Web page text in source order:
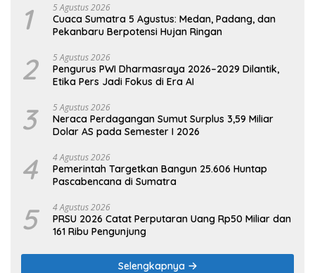
1 5 Agustus 2026
Cuaca Sumatra 5 Agustus: Medan, Padang, dan
Pekanbaru Berpotensi Hujan Ringan
2 5 Agustus 2026
Pengurus PWI Dharmasraya 2026–2029 Dilantik,
Etika Pers Jadi Fokus di Era AI
3 5 Agustus 2026
Neraca Perdagangan Sumut Surplus 3,59 Miliar
Dolar AS pada Semester I 2026
4 4 Agustus 2026
Pemerintah Targetkan Bangun 25.606 Huntap
Pascabencana di Sumatra
5 4 Agustus 2026
PRSU 2026 Catat Perputaran Uang Rp50 Miliar dan
161 Ribu Pengunjung
Selengkapnya